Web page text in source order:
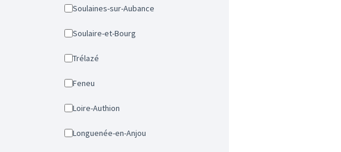
Soulaines-sur-Aubance
Soulaire-et-Bourg
Trélazé
Feneu
Loire-Authion
Longuenée-en-Anjou